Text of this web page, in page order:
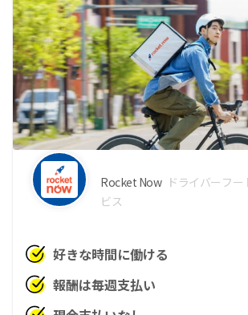
Rocket Now ドライバー フー
ビス
好きな時間に働ける
報酬は毎週支払い